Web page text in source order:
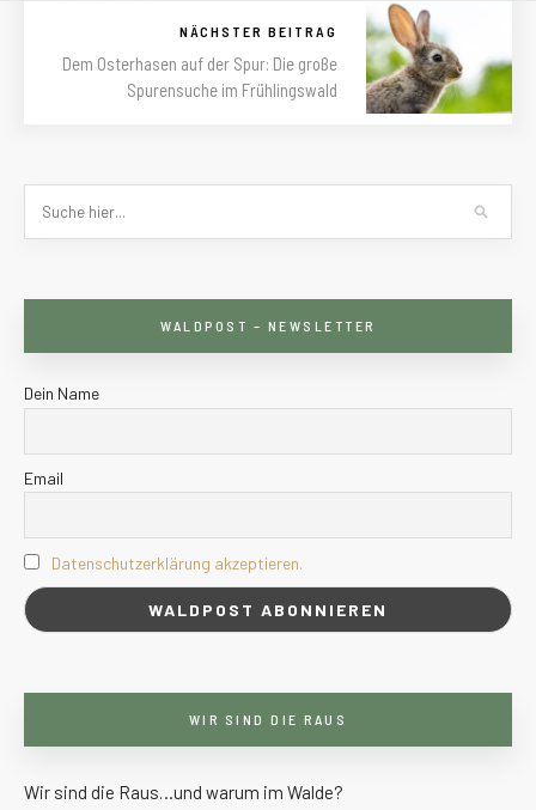
NÄCHSTER BEITRAG
Dem Osterhasen auf der Spur: Die große
Spurensuche im Frühlingswald
WALDPOST – NEWSLETTER
Dein Name
Email
Datenschutzerklärung akzeptieren.
WIR SIND DIE RAUS
Wir sind die Raus…und warum im Walde?